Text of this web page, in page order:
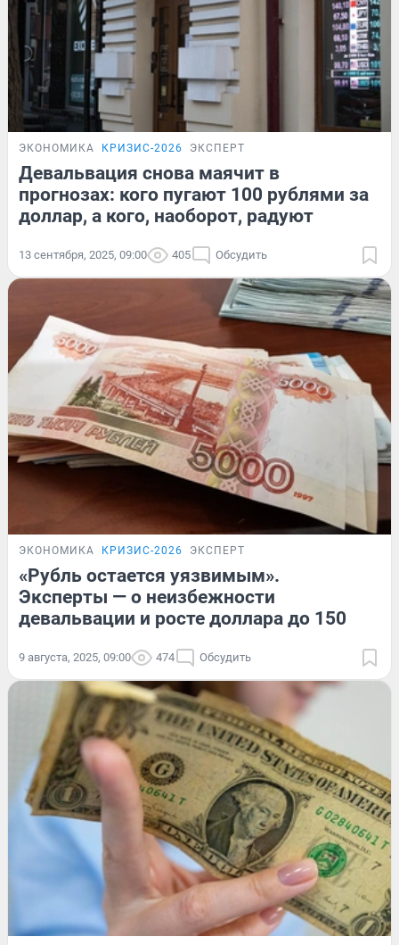
ЭКОНОМИКА КРИЗИС-2026 ЭКСПЕРТ
Девальвация снова маячит в
прогнозах: кого пугают 100 рублями за
доллар, а кого, наоборот, радуют
13 сентября, 2025, 09:00 405 Обсудить
ЭКОНОМИКА КРИЗИС-2026 ЭКСПЕРТ
«Рубль остается уязвимым».
Эксперты — о неизбежности
девальвации и росте доллара до 150
9 августа, 2025, 09:00 474 Обсудить